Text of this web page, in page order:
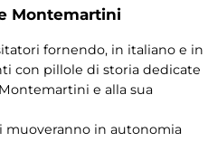
Montemartini
fornendo, in italiano e in
con pillole di storia dedicate
e alla sua
muoveranno in autonomia